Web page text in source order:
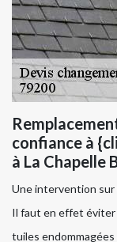
confiance à
à La Chapelle
Une intervention
Il faut en effet éviter
tuiles